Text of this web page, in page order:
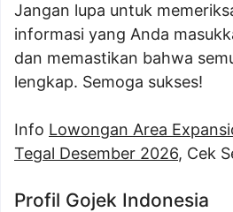
Jangan lupa untuk
informasi yang Anda
dan memastikan bahwa
lengkap. Semoga sukses!
Info Lowongan Area
Tegal Desember 2026, Cek
Profil Gojek Indonesia